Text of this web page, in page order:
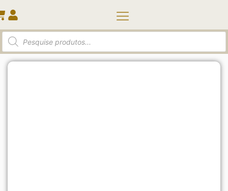
Início / Livro O Jardim de Karolina